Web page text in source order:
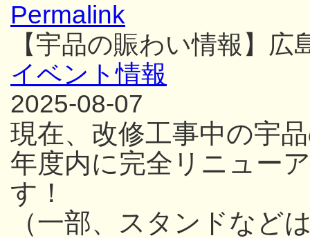
Permalink
【宇品の賑わい情報】広
イベント情報
2025-08-07
現在、改修工事中の宇
年度内に完全リニュー
す！
（一部、スタンドなど